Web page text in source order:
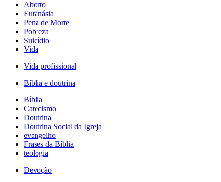
Aborto
Eutanásia
Pena de Morte
Pobreza
Suicídio
Vida
Vida profissional
Bíblia e doutrina
Bíblia
Catecismo
Doutrina
Doutrina Social da Igreja
evangelho
Frases da Bíblia
teologia
Devoção